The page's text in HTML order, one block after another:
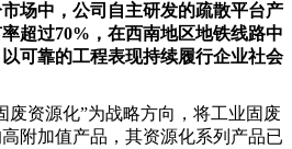
场中，公司自主研发的疏散平台产
超过70%，在西南地区地铁线路中
可靠的工程表现持续履行企业社会
废资源化”为战略方向，将工业固废
附加值产品，其资源化系列产品已